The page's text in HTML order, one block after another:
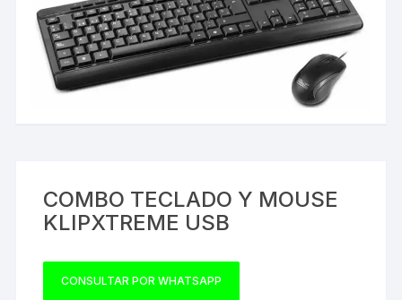
COMBO TECLADO Y MOUSE
KLIPXTREME USB
CONSULTAR POR WHATSAPP